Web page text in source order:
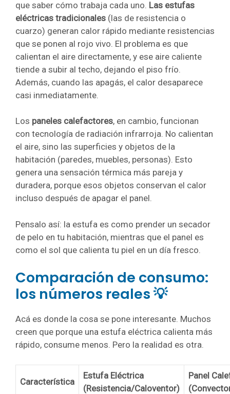
que saber cómo trabaja cada uno. Las estufas
eléctricas tradicionales (las de resistencia o
cuarzo) generan calor rápido mediante resistencias
que se ponen al rojo vivo. El problema es que
calientan el aire directamente, y ese aire caliente
tiende a subir al techo, dejando el piso frío.
Además, cuando las apagás, el calor desaparece
casi inmediatamente.
Los paneles calefactores, en cambio, funcionan
con tecnología de radiación infrarroja. No calientan
el aire, sino las superficies y objetos de la
habitación (paredes, muebles, personas). Esto
genera una sensación térmica más pareja y
duradera, porque esos objetos conservan el calor
incluso después de apagar el panel.
Pensalo así: la estufa es como prender un secador
de pelo en tu habitación, mientras que el panel es
como el sol que calienta tu piel en un día fresco.
Comparación de consumo:
los números reales 💡
Acá es donde la cosa se pone interesante. Muchos
creen que porque una estufa eléctrica calienta más
rápido, consume menos. Pero la realidad es otra.
Característica
Estufa Eléctrica
(Resistencia/Caloventor)
Panel